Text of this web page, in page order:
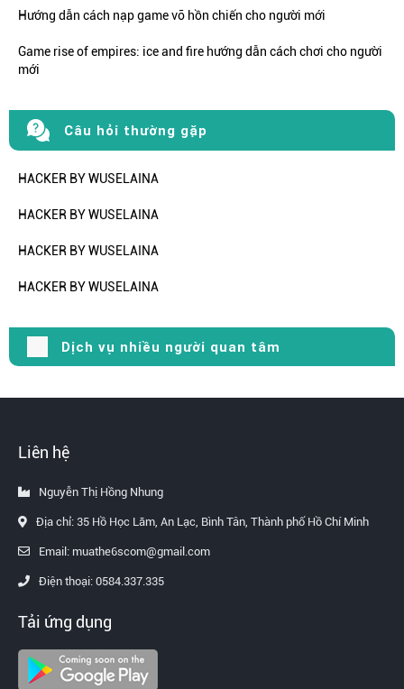
Hướng dẫn cách nạp game võ hồn chiến cho người mới
Game rise of empires: ice and fire hướng dẫn cách chơi cho người
mới
Câu hỏi thường gặp
HACKER BY WUSELAINA
HACKER BY WUSELAINA
HACKER BY WUSELAINA
HACKER BY WUSELAINA
Dịch vụ nhiều người quan tâm
Liên hệ
Nguyễn Thị Hồng Nhung
Địa chỉ: 35 Hồ Học Lãm, An Lạc, Bình Tân, Thành phố Hồ Chí Minh
Email: muathe6scom@gmail.com
Điện thoại: 0584.337.335
Tải ứng dụng